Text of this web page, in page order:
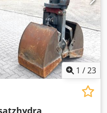
1 /23